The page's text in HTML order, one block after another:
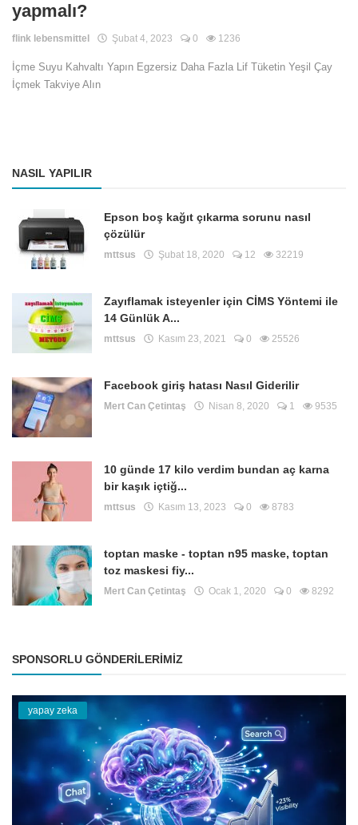
yapmalı?
flink lebensmittel Şubat 4, 2023 0 1236
İçme Suyu Kahvaltı Yapın Egzersiz Daha Fazla Lif Tüketin Yeşil Çay
İçmek Takviye Alın
NASIL YAPILIR
Epson boş kağıt çıkarma sorunu nasıl
çözülür
mttsus Şubat 18, 2020 12 32219
Zayıflamak isteyenler için CİMS Yöntemi ile
14 Günlük A...
mttsus Kasım 23, 2021 0 25526
Facebook giriş hatası Nasıl Giderilir
Mert Can Çetintaş Nisan 8, 2020 1 9535
10 günde 17 kilo verdim bundan aç karna
bir kaşık içtiğ...
mttsus Kasım 13, 2023 0 8783
toptan maske - toptan n95 maske, toptan
toz maskesi fiy...
Mert Can Çetintaş Ocak 1, 2020 0 8292
SPONSORLU GÖNDERILERIMIZ
yapay zeka